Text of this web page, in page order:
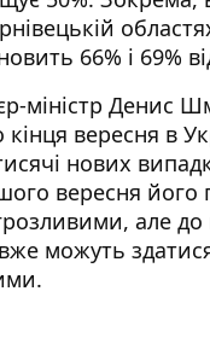
66% і 69%
міністр Денис
кінця вересня в
нових
вересня його
але до
можуть